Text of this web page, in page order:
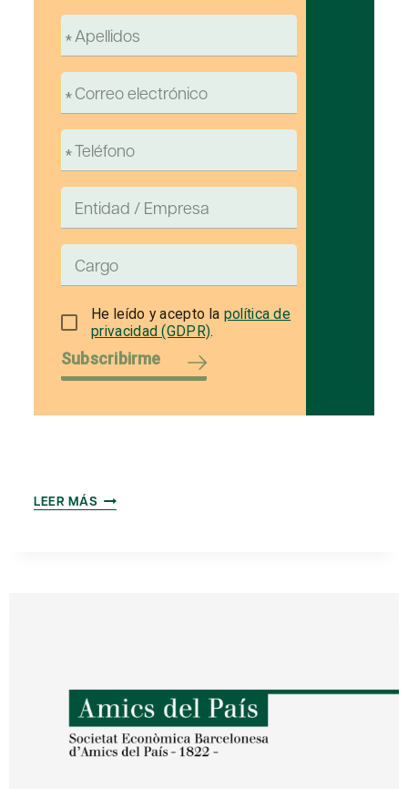
He leído y acepto la política de
privacidad (GDPR).
Subscribirme
LEER MÁS CONFERENCIA